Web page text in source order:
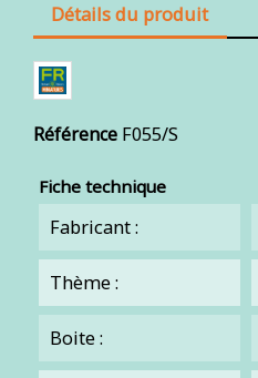
Détails du produit
Référence F055/S
Fiche technique
Fabricant :
Thème :
Boite :